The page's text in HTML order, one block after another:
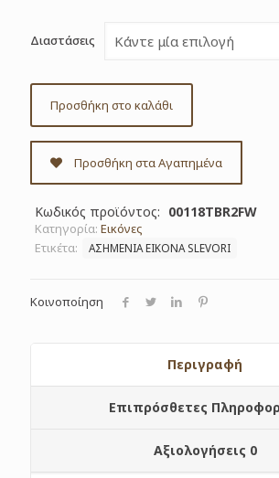
Διαστάσεις
Προσθήκη στο καλάθι
Προσθήκη στα Αγαπημένα
Κωδικός προϊόντος: 00118TBR2FW
Κατηγορία: Εικόνες
Ετικέτα:
ΑΣΗΜΕΝΙΑ ΕΙΚΟΝΑ SLEVORI
Κοινοποίηση
Περιγραφή
Επιπρόσθετες
Αξιολογήσεις 0